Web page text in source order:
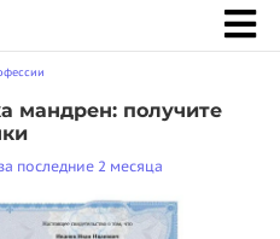
мандрен: получите
последние 2 месяца